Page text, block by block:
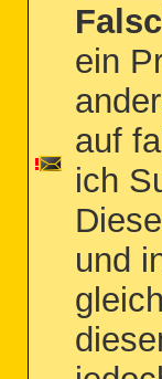
ein
auf
ich
und